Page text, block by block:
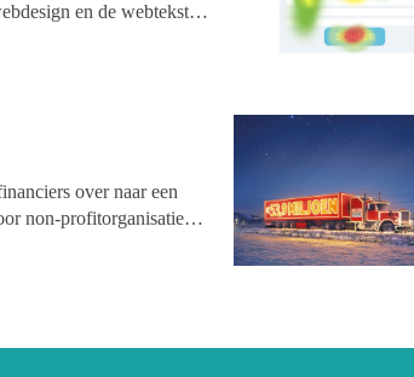
en de webteksten
zien dat je
adviezen over
een paar tips die
over naar een
non-profitorganisaties .
en ontvanger ooit